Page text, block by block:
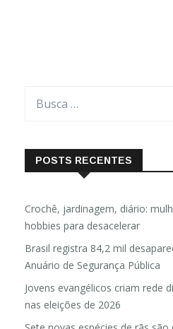
POSTS RECENTES
Crochê, jardinagem, diário:
hobbies para desacelerar
Brasil registra 84,2 mil
Anuário de Segurança Pública
Jovens evangélicos criam rede
nas eleições de 2026